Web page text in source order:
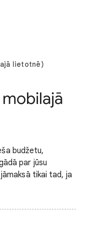
lietotnē)
budžetu,
par jūsu
tikai tad, ja